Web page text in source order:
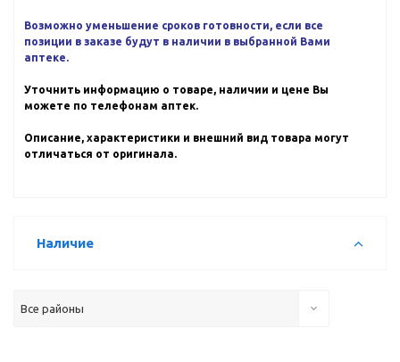
Возможно уменьшение сроков готовности, если все
позиции в заказе будут в наличии в выбранной Вами
аптеке.
Уточнить информацию о товаре, наличии и цене Вы
можете по телефонам аптек.
Описание, характеристики и внешний вид товара могут
отличаться от оригинала.
Наличие
Все районы